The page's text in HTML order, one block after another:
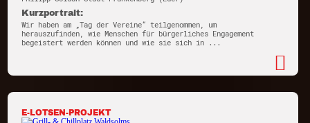
Kurzportrait:
Wir haben am „Tag der Vereine“ teilgenommen, um
herauszufinden, wie Menschen für bürgerliches Engagement
begeistert werden können und wie sie sich in ...
E-LOTSEN-PROJEKT